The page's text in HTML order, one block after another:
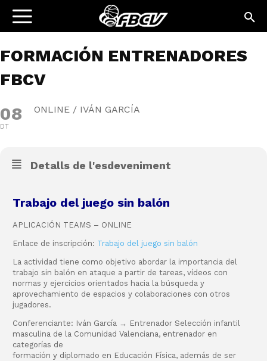
FORMACIÓN ENTRENADORES
FBCV
08
DT
ONLINE / IVÁN GARCÍA
Detalls de l'esdeveniment
Trabajo del juego sin balón
APLICACIÓN TEAMS – ONLINE
Enlace de inscripción: Trabajo del juego sin balón
La actividad tiene como objetivo abordar la importancia del
trabajo sin balón en ataque a partir de tareas, vídeos con
normas y ejercicios orientados hacia la búsqueda y
aprovechamiento de espacios y colaboraciones con otros
jugadores.
Conferenciante: Iván García → Entrenador Selección infantil
masculina de la Comunidad Valenciana, entrenador en
categorías de
formación y diplomado en Educación Física, además de ser